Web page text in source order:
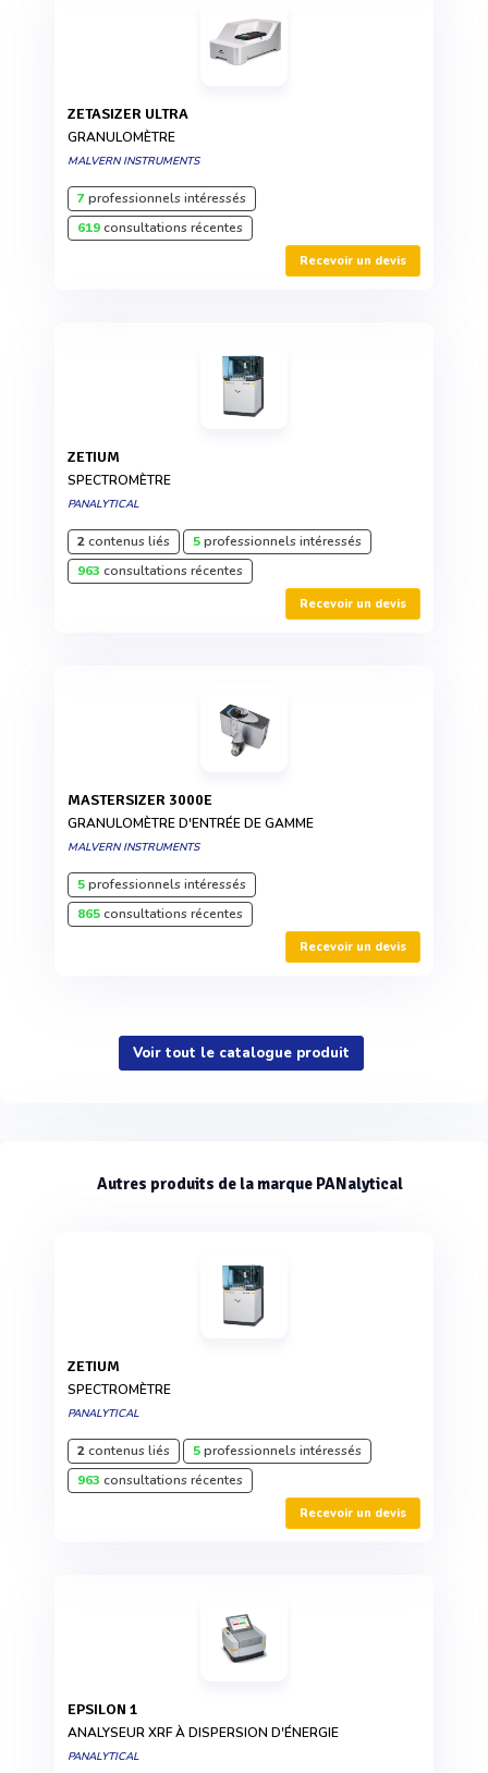
ZETASIZER ULTRA
GRANULOMÈTRE
MALVERN INSTRUMENTS
7professionnels intéressés
619consultations récentes
Recevoir un devis
ZETIUM
SPECTROMÈTRE
PANALYTICAL
2contenus liés 5professionnels intéressés
963 consultations récentes
Recevoir un devis
MASTERSIZER 3000E
GRANULOMÈTRE D'ENTRÉE DE GAMME
MALVERN INSTRUMENTS
5professionnels intéressés
865consultations récentes
Recevoir un devis
Voir tout le catalogue produit
Autres produits de la marque PANalytical
ZETIUM
SPECTROMÈTRE
PANALYTICAL
2contenus liés 5professionnels intéressés
963 consultations récentes
Recevoir un devis
EPSILON 1
ANALYSEUR XRF À DISPERSION D'ÉNERGIE
PANALYTICAL